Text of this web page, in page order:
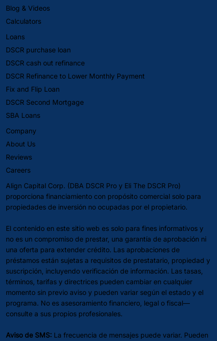
Blog & Videos
Calculators
Loans
DSCR purchase loan
DSCR cash out refinance
DSCR Refinance to Lower Monthly Payment
Fix and Flip Loan
DSCR Second Mortgage
SBA Loans
Company
About Us
Reviews
Careers
Align Capital Corp. (DBA DSCR Pro y Eli The DSCR Pro)
proporciona financiamiento con propósito comercial solo para
propiedades de inversión no ocupadas por el propietario.
El contenido en este sitio web es solo para fines informativos y
no es un compromiso de prestar, una garantía de aprobación ni
una oferta para extender crédito. Las aprobaciones de
préstamos están sujetas a requisitos de prestatario, propiedad y
suscripción, incluyendo verificación de información. Las tasas,
términos, tarifas y directrices pueden cambiar en cualquier
momento sin previo aviso y pueden variar según el estado y el
programa. No es asesoramiento financiero, legal o fiscal—
consulte a sus propios profesionales.
Aviso de SMS: La frecuencia de mensajes puede variar. Pueden